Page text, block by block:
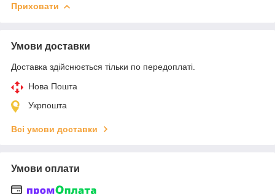
Приховати
Умови доставки
Доставка здійснюється тільки по передоплаті.
Нова Пошта
Укрпошта
Всі умови доставки
Умови оплати